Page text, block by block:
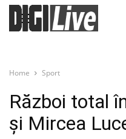
Home Sport
Război total
și Mircea